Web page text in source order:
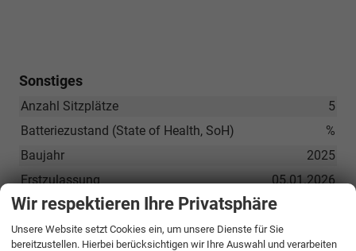
Sonstiges
5
Anzahl Sitzplätze
%
Batteriezustand (State of Health, SoH)
2025
Baujahr
05.01.2026
Erstzulassung
60 Monate
Garantiedauer
Kilometerstand
Wir respektieren Ihre Privatsphäre
Unsere Website setzt Cookies ein, um unsere Dienste für Sie
bereitzustellen. Hierbei berücksichtigen wir Ihre Auswahl und verarbeiten